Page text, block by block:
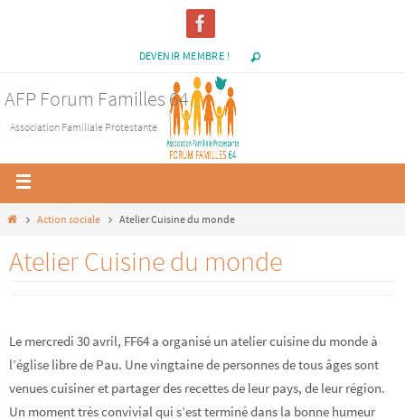
DEVENIR MEMBRE !
AFP Forum Familles 64
Association Familiale Protestante
Action sociale Atelier Cuisine du monde
Atelier Cuisine du monde
Le mercredi 30 avril, FF64 a organisé un atelier cuisine du monde à
l’église libre de Pau. Une vingtaine de personnes de tous âges sont
venues cuisiner et partager des recettes de leur pays, de leur région.
Un moment très convivial qui s’est terminé dans la bonne humeur